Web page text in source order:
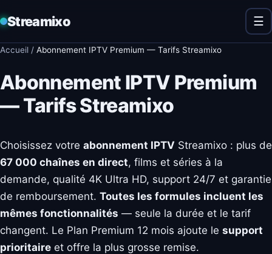
Streamixo ☰
Accueil / Abonnement IPTV Premium — Tarifs Streamixo
Abonnement IPTV Premium
— Tarifs Streamixo
Choisissez votre abonnement IPTV Streamixo : plus de
67 000 chaînes en direct, films et séries à la
demande, qualité 4K Ultra HD, support 24/7 et garantie
de remboursement. Toutes les formules incluent les
mêmes fonctionnalités — seule la durée et le tarif
changent. Le Plan Premium 12 mois ajoute le support
prioritaire et offre la plus grosse remise.